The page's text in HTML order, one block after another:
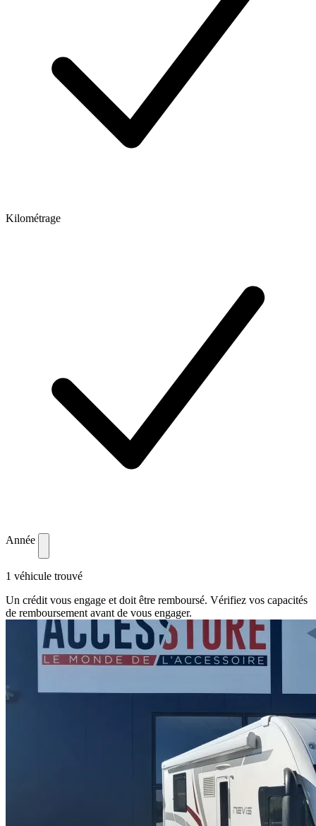
Kilométrage
Année
1 véhicule trouvé
Un crédit vous engage et doit être remboursé. Vérifiez vos capacités
de remboursement avant de vous engager.